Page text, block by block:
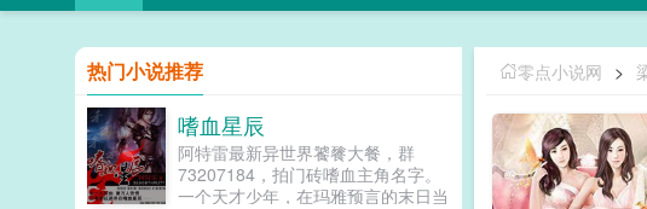
零点小说网 >
热门小说推荐
嗜血星辰
阿特雷最新异世界饕餮大餐，群
73207184，拍门砖嗜血主角名字。
一个天才少年，在玛雅预言的末日当